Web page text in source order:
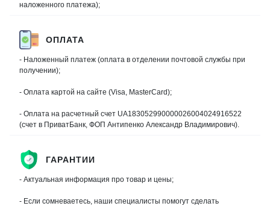
наложенного платежа);
ОПЛАТА
- Наложенный платеж (оплата в отделении почтовой службы при
получении);
- Оплата картой на сайте (Visa, MasterCard);
- Оплата на расчетный счет UA183052990000026004024916522
(счет в ПриватБанк, ФОП Антипенко Александр Владимирович).
ГАРАНТИИ
- Актуальная информация про товар и цены;
- Если сомневаетесь, наши специалисты помогут сделать